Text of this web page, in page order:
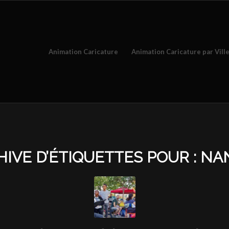
Animation Caricature Animation Caricature par Ville
D’ÉTIQUETTES POUR :